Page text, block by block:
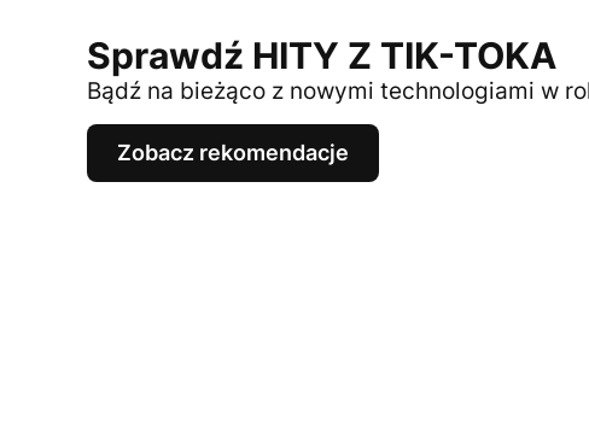
Sprawdź HITY Z TIK-TOKA
Bądź na bieżąco z nowymi technologiami w
Zobacz rekomendacje